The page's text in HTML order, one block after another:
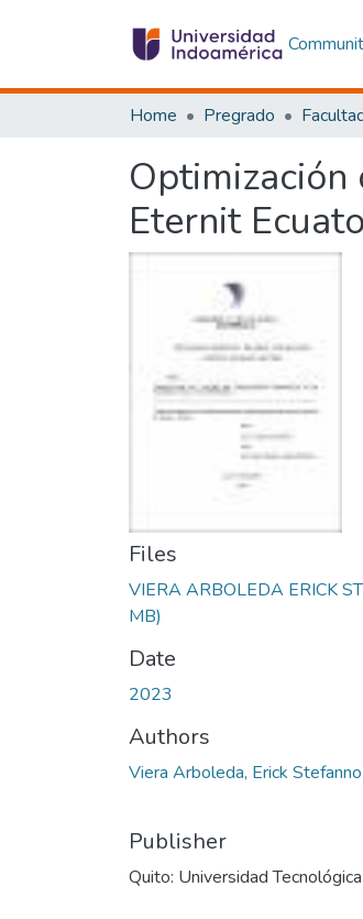
Home Pregrado
Optimización
Eternit
Files
VIERA ARBOLEDA ERICK
MB)
Date
2023
Authors
Viera Arboleda, Erick Stefanno
Publisher
Quito: Universidad